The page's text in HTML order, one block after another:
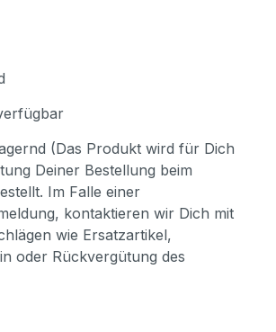
(Das Produkt wird für Dich
Deiner Bestellung beim
Im Falle einer
kontaktieren wir Dich mit
wie Ersatzartikel,
oder Rückvergütung des